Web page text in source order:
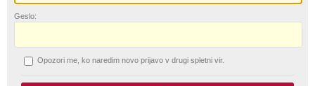
Geslo:
Opozori me, ko naredim novo prijavo v drugi spletni vir.